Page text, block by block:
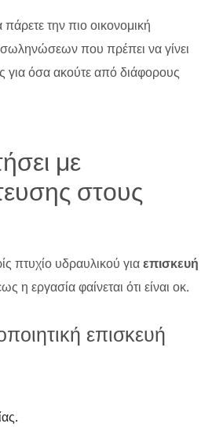
την πιο οικονομική
που πρέπει να γίνει
για όσα ακούτε από διάφορους
με
στους
πτυχίο υδραυλικού γιαεπισκευή
εργασία φαίνεται ότι είναι οκ.
επισκευή